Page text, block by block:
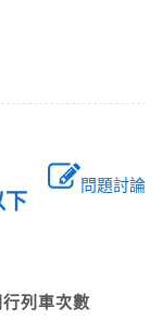
問題討論
下
行列車次數